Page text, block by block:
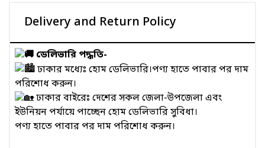
Delivery and Return Policy
ডেলিভারি পদ্ধতি-
ঢাকার মধ্যেঃ হোম ডেলিভারি।পণ্য হাতে পাবার পর দাম
পরিশোধ করুন।
ঢাকার বাইরেঃ দেশের সকল জেলা-উপজেলা এবং
ইউনিয়ন পর্যায়ে পাচ্ছেন হোম ডেলিভারি সুবিধা।
পণ্য হাতে পাবার পর দাম পরিশোধ করুন।